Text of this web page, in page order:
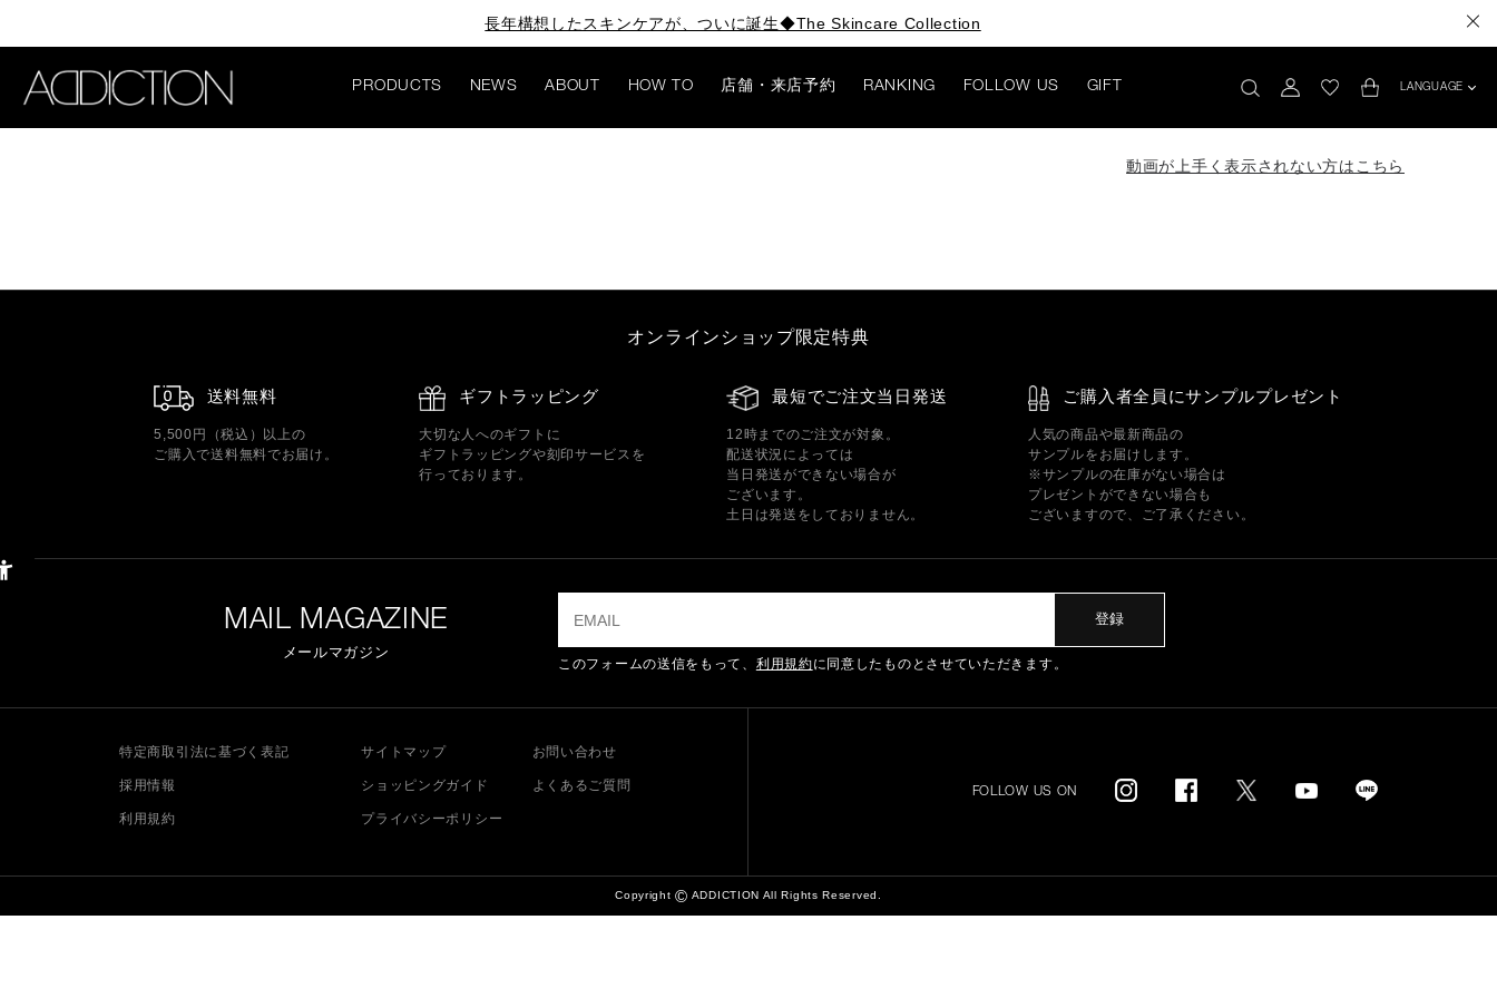
長年構想したスキンケアが、ついに誕生◆The Skincare Collection
PRODUCTS NEWS ABOUT HOW TO 店舗・来店予約 RANKING FOLLOW US GIFT LANGUAGE
動画が上手く表示されない方はこちら
オンラインショップ限定特典
送料無料
5,500円（税込）以上の
ご購入で送料無料でお届け。
ギフトラッピング
大切な人へのギフトに
ギフトラッピングや刻印サービスを
行っております。
最短でご注文当日発送
12時までのご注文が対象。
配送状況によっては
当日発送ができない場合が
ございます。
土日は発送をしておりません。
ご購入者全員にサンプルプレゼント
人気の商品や最新商品の
サンプルをお届けします。
※サンプルの在庫がない場合は
プレゼントができない場合も
ございますので、ご了承ください。
MAIL MAGAZINE
メールマガジン
登録
このフォームの送信をもって、 利用規約に同意したものとさせていただきます。
特定商取引法に基づく表記 サイトマップ お問い合わせ
採用情報 ショッピングガイド よくあるご質問
利用規約 プライバシーポリシー
FOLLOW US ON
Copyright© ADDICTION All Rights Reserved.